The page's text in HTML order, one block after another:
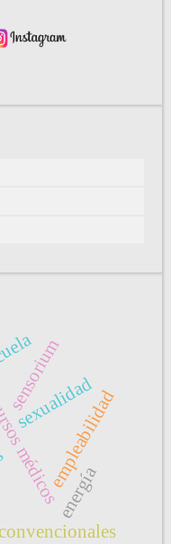
empleabilidad
energía
sexualidad
sensorium